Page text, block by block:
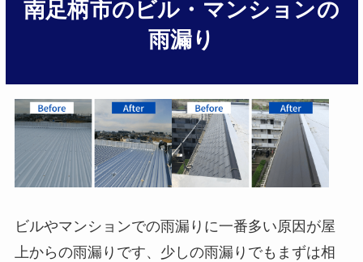
南足柄市のビル・マンションの
雨漏り
ビルやマンションでの雨漏りに一番多い原因が屋
上からの雨漏りです、少しの雨漏りでもまずは相